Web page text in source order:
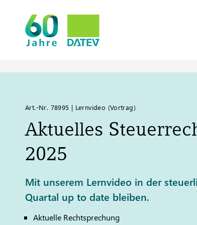
Art.-Nr. 78995 | Lernvideo (Vortrag)
Aktuelles
2025
Mit unserem Lernvideo in der
Quartal up to date bleiben.
Aktuelle Rechtsprechung